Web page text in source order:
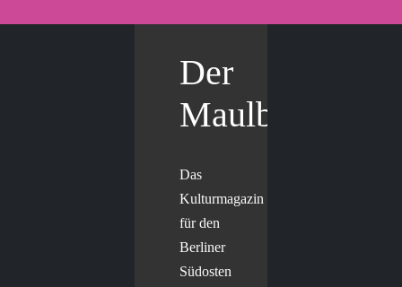
Der
Maulbär
Das
Kulturmagazin
für den
Berliner
Südosten